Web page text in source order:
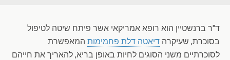
ד"ר ברנשטיין הוא רופא אמריקאי אשר פיתח שיטה לטיפול
בסוכרת, שעיקרה דיאטה דלת פחמימות המאפשרת
לסוכרתיים משני הסוגים לחיות באופן בריא, להאריך את חייהם